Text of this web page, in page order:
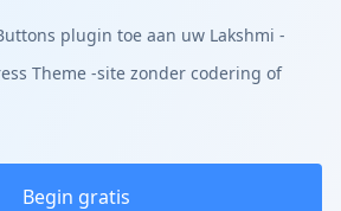
plugin toe aan uw Lakshmi -
Theme -site zonder codering of
Begin gratis